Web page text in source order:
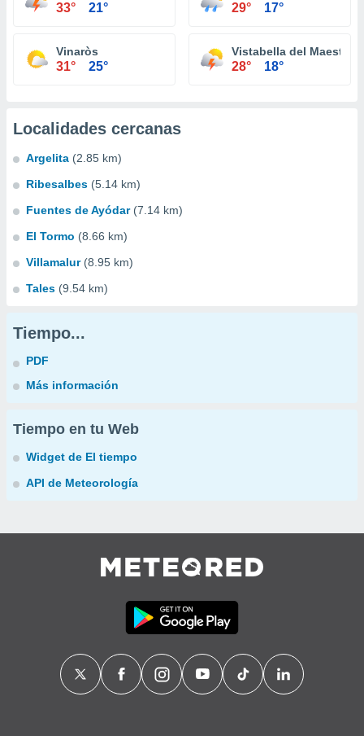
33° 21° 29° 17°
Vinaròs
31° 25°
Vistabella del
28° 18°
Localidades cercanas
Argelita (2.85 km)
Ribesalbes (5.14 km)
Fuentes de Ayódar (7.14 km)
El Tormo (8.66 km)
Villamalur (8.95 km)
Tales (9.54 km)
Tiempo...
PDF
Más información
Tiempo en tu Web
Widget de El tiempo
API de Meteorología